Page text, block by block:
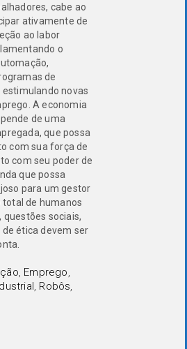
cabe ao
ativamente de
ao labor
o
de
novas
A economia
de uma
que possa
com sua força de
com seu poder de
que possa
para um gestor
de humanos
questões sociais,
ética devem ser
, Emprego,
, Robôs,